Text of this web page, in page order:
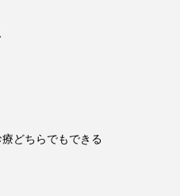
どちらでもできる